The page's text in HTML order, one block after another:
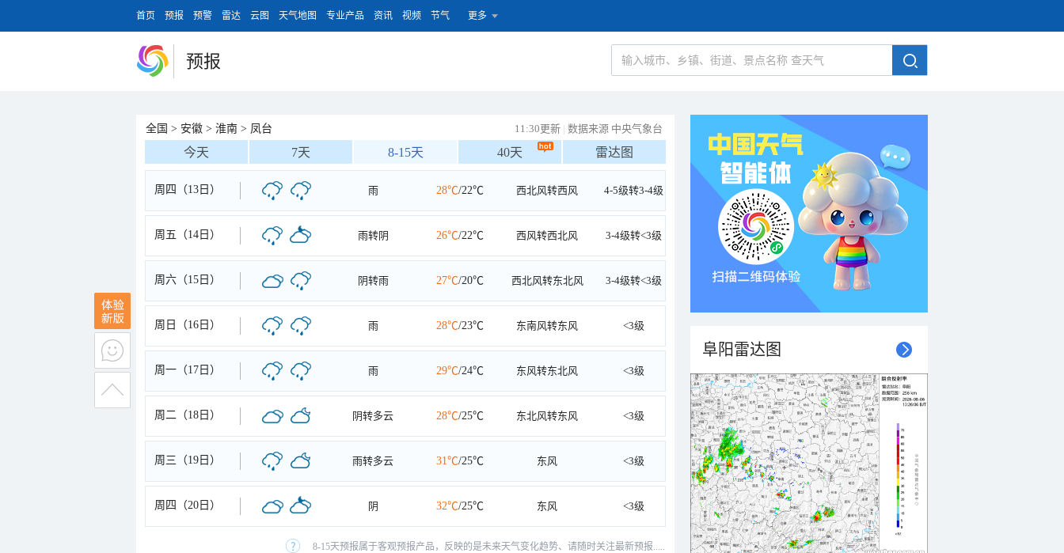
首页 预报 预警 雷达 云图 天气地图 专业产品 资讯 视频 节气 更多
预报
全国 > 安徽 > 淮南 > 凤台 11:30更新 | 数据来源 中央气象台
今天 7天 8-15天 40天 雷达图
周四（13日） 雨 28℃/22℃ 西北风转西风 4-5级转3-4级
周五（14日） 雨转阴 26℃/22℃ 西风转西北风 3-4级转<3级
周六（15日） 阴转雨 27℃/20℃ 西北风转东北风 3-4级转<3级
周日（16日） 雨 28℃/23℃ 东南风转东风 <3级
周一（17日） 雨 29℃/24℃ 东风转东北风 <3级
周二（18日） 阴转多云 28℃/25℃ 东北风转东风 <3级
周三（19日） 雨转多云 31℃/25℃ 东风 <3级
周四（20日） 阴 32℃/25℃ 东风 <3级
8-15天预报属于客观预报产品，反映的是未来天气变化趋势、请随时关注最新预报.....
阜阳雷达图